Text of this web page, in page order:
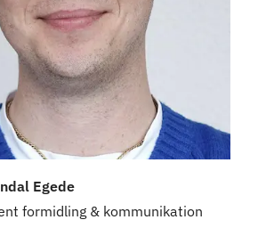
Egede
formidling & kommunikation